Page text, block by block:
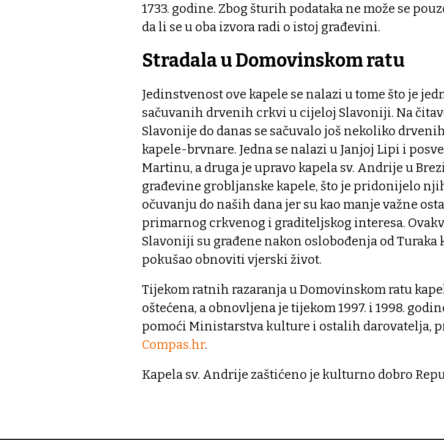
1733. godine. Zbog šturih podataka ne može se
da li se u oba izvora radi o istoj građevini.
Stradala u Domovinskom ratu
Jedinstvenost ove kapele se nalazi u tome što je
sačuvanih drvenih crkvi u cijeloj Slavoniji. Na
Slavonije do danas se sačuvalo još nekoliko
kapele-brvnare. Jedna se nalazi u Janjoj Lipi i
Martinu, a druga je upravo kapela sv. Andrije u
građevine grobljanske kapele, što je pridonijelo
očuvanju do naših dana jer su kao manje važne
primarnog crkvenog i graditeljskog interesa.
Slavoniji su građene nakon oslobođenja od Turaka
pokušao obnoviti vjerski život.
Tijekom ratnih razaranja u Domovinskom ratu
oštećena, a obnovljena je tijekom 1997. i 1998.
pomoći Ministarstva kulture i ostalih darovatelja,
Compas.hr.
Kapela sv. Andrije zaštićeno je kulturno dobro